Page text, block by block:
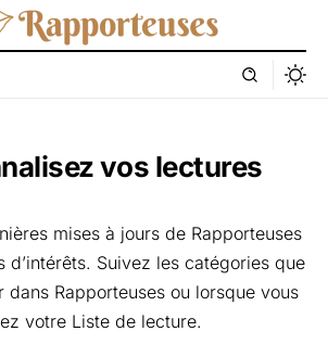
vos lectures
mises à jours de Rapporteuses
d’intérêts. Suivez les catégories que
dans Rapporteuses ou lorsque vous
votre Liste de lecture.